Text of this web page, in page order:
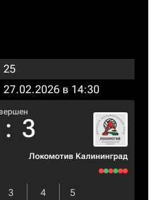
25
27.02.2026 в 14:30
: 3
Локомотив Калининград
3 4
5